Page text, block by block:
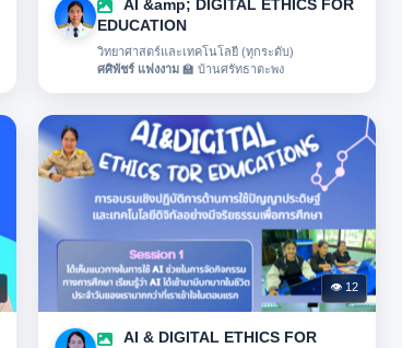
AI &amp; DIGITAL ETHICS FOR
EDUCATION
วิทยาศาสตร์และเทคโนโลยี (ทุกระดับ)
ศศิพัชร์ แฟงงาม 🏫 บ้านศรัทธาตะพง
👁 12
AI & DIGITAL ETHICS FOR